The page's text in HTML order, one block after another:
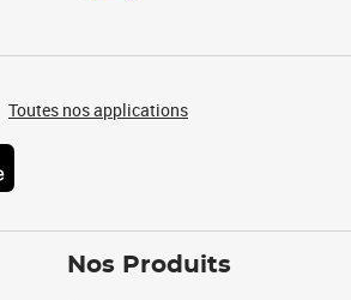
Toutes nos applications
Nos Produits